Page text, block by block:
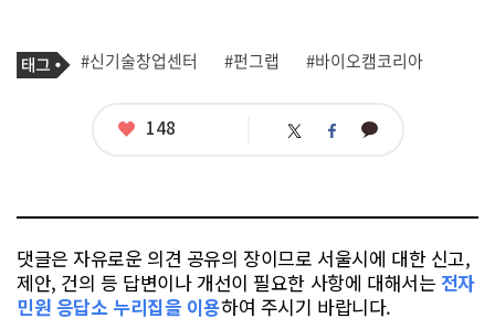
기
사
태
그
#신기술창업센터 #펀그랩 #바이오캠코리아
좋
148 트 페 카
댓글은 자유로운 의견 공유의 장이므로 서울시에 대한 신고,
제안, 건의 등 답변이나 개선이 필요한 사항에 대해서는 전자
민원 응답소 누리집을 이용하여 주시기 바랍니다.